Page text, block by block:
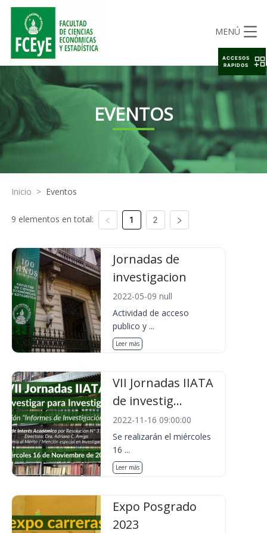
MENÚ
EVENTOS
Inicio > Eventos
9 elementos en total: 1 2
Jornadas de
investigacion
2022-05-09 null
Actividad de acceso
publico y ...
Leer más
VII Jornadas IIATA
de investig...
2022-11-16 09:00:00
Se realizarán el miércoles
16 ...
Leer más
Expo Posgrado
2023
ACCESOS
RAPIDOS